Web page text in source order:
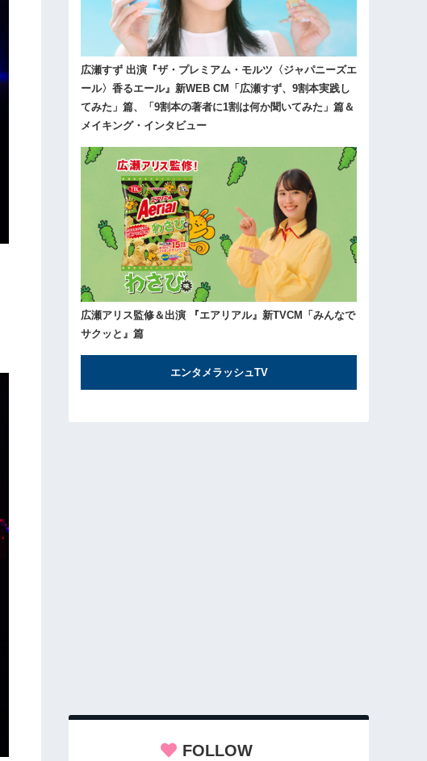
広瀬すず 出演『ザ・プレミアム・モルツ〈ジャパニーズエ
ール〉香るエール』新WEB CM「広瀬すず、9割本実践し
てみた」篇、「9割本の著者に1割は何か聞いてみた」篇＆
メイキング・インタビュー
広瀬アリス監修＆出演 『エアリアル』新TVCM「みんなで
サクッと』篇
エンタメラッシュTV
FOLLOW